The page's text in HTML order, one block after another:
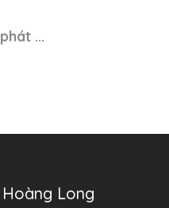
...
Long